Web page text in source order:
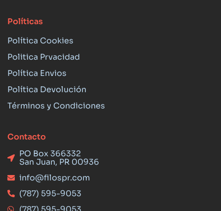
Políticas
Política Cookies
Politica Prvacidad
Política Envios
Política Devolución
Términos y Condiciones
Contacto
PO Box 366332
San Juan, PR 00936
info@filospr.com
(787) 595-9053